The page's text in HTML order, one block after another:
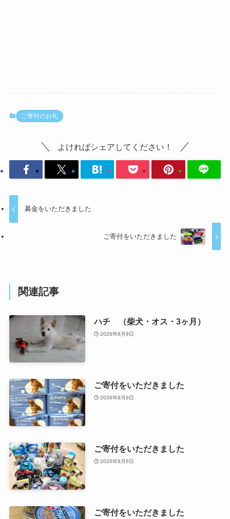
ご寄付のお礼
よければシェアしてください！
募金をいただきました
ご寄付をいただきました
関連記事
ハチ （柴犬・オス・3ヶ月）
2026年8月9日
ご寄付をいただきました
2026年8月9日
ご寄付をいただきました
2026年8月8日
ご寄付をいただきました